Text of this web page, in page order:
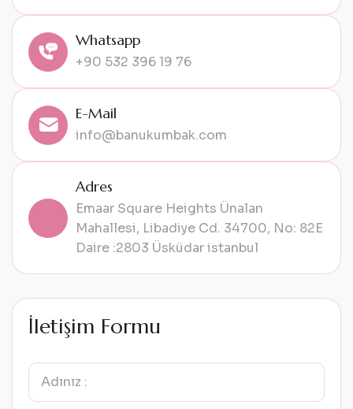
Whatsapp
+90 532 396 19 76
E-Mail
info@banukumbak.com
Adres
Emaar Square Heights Ünalan
Mahallesi, Libadiye Cd. 34700, No: 82E
Daire :2803 Üsküdar istanbul
İletişim Formu